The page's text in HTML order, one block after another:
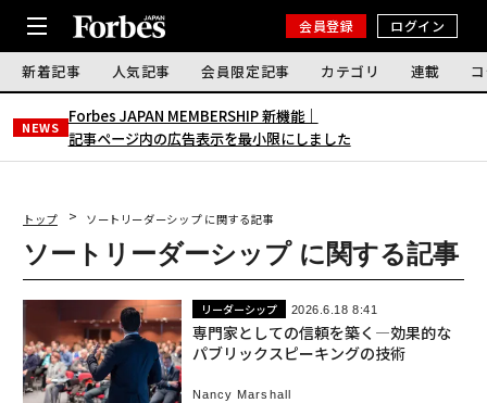
会員登録 ログイン
新着記事 人気記事 会員限定記事 カテゴリ 連載
NEWS
Forbes JAPAN MEMBERSHIP 新機能｜
記事ページ内の広告表示を最小限にしました
トップ ソートリーダーシップ に関する記事
ソートリーダーシップ に関する記事
リーダーシップ 2026.6.18 8:41
専門家としての信頼を築く―効果的な
パブリックスピーキングの技術
Nancy Marshall